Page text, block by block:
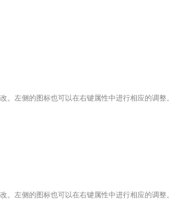
左侧的图标也可以在右键属性中进行相应的调整。
左侧的图标也可以在右键属性中进行相应的调整。